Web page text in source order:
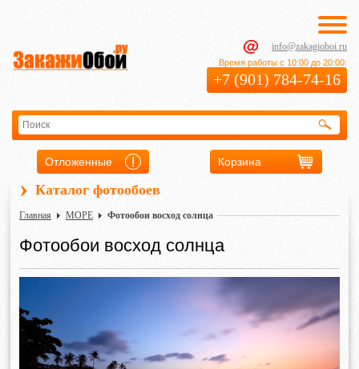
info@zakagioboi.ru
Время работы с 10:00 до 20:00:
+7 (901) 784-74-16
Отложенные Корзина
› Каталог фотообоев
Главная МОРЕ Фотообои восход солнца
Фотообои восход солнца